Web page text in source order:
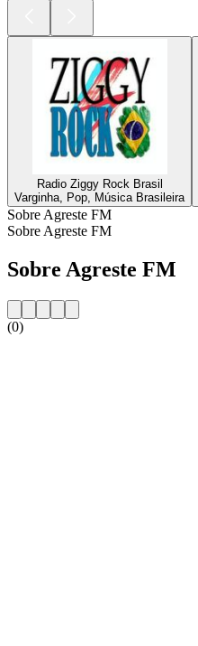
Radio Ziggy Rock Brasil
Varginha, Pop, Música Brasileira
Sobre Agreste FM
Sobre Agreste FM
Sobre Agreste FM
(0)